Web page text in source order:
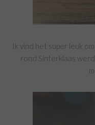
Ik vind het super leuk
rond Sinterklaas